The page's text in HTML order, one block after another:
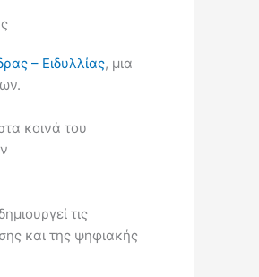
– Ειδυλλίας, μια
κοινά του
τις
και της ψηφιακής